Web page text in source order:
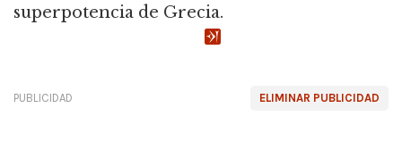
superpotencia de Grecia.
ELIMINAR PUBLICIDAD
PUBLICIDAD